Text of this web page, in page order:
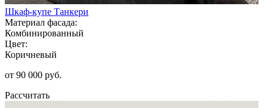
Шкаф-купе Танкери
Материал фасада:
Комбинированный
Цвет:
Коричневый
от 90 000 руб.
Рассчитать